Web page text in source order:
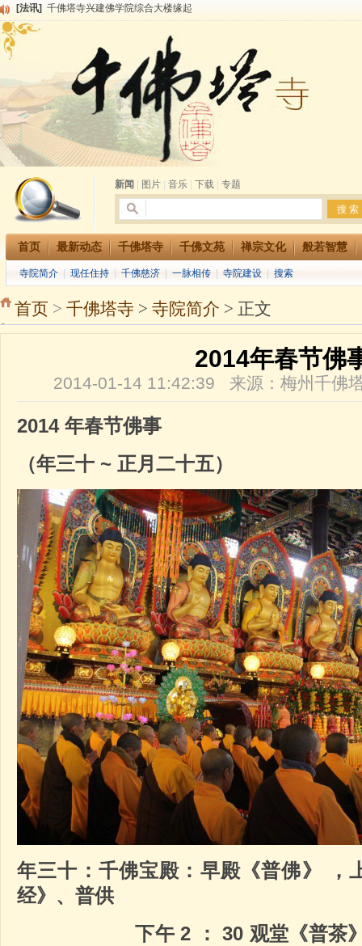
[法讯] 共赴华藏世界 进入最后七天倒计时 殊胜华严法会 快快同享富贵庄严海
[法讯]
清明节祭祖报恩地藏法会
本寺方丈上明下慧尼和尚开讲《六祖坛经》
[法讯]
2015-3-26师父于法堂对大众的开示
[法讯] 广东千佛塔寺云门佛学院女众部 2016年招生简章
[法讯]
恭请海涛法师莅临千佛塔寺弘法
[法讯]
2014年七月大法会 祈福息灾地藏七 冥阳两利普渡群蒙盂兰盆
[法讯]
千佛塔寺云门佛学院女众部2014年招生简章
[法讯] 千佛塔寺兴建佛学院综合大楼缘起
新闻
图片 音乐 下载 专题
首页 最新动态 千佛塔寺 千佛文苑 禅宗文化 般若智慧
寺院简介 现任住持 千佛慈济 一脉相传 寺院建设 搜索
首页 > 千佛塔寺 > 寺院简介 > 正文
2014年春节佛
2014-01-14 11:42:39 来源：梅州千佛
2014 年春节佛事
（年三十 ~ 正月二十五）
年三十：千佛宝殿：早殿《普佛》
，
经》、普供
下午2 ：30 观堂《普茶